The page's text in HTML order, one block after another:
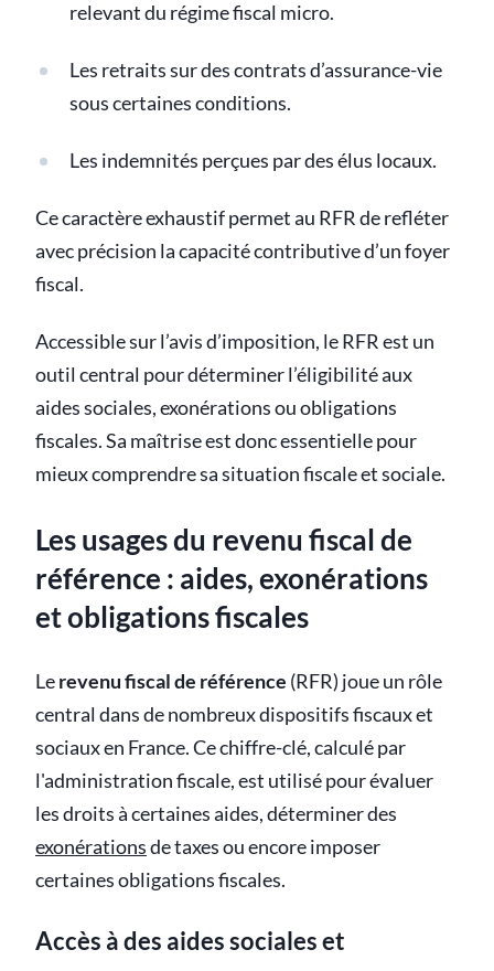
relevant du régime fiscal micro.
Les retraits sur des contrats d’assurance-vie
sous certaines conditions.
Les indemnités perçues par des élus locaux.
Ce caractère exhaustif permet au RFR de refléter
avec précision la capacité contributive d’un foyer
fiscal.
Accessible sur l’avis d’imposition, le RFR est un
outil central pour déterminer l’éligibilité aux
aides sociales, exonérations ou obligations
fiscales. Sa maîtrise est donc essentielle pour
mieux comprendre sa situation fiscale et sociale.
Les usages du revenu fiscal de
référence : aides, exonérations
et obligations fiscales
Lerevenu fiscal de référence (RFR) joue un rôle
central dans de nombreux dispositifs fiscaux et
sociaux en France. Ce chiffre-clé, calculé par
l'administration fiscale, est utilisé pour évaluer
les droits à certaines aides, déterminer des
exonérationsde taxes ou encore imposer
certaines obligations fiscales.
Accès à des aides sociales et